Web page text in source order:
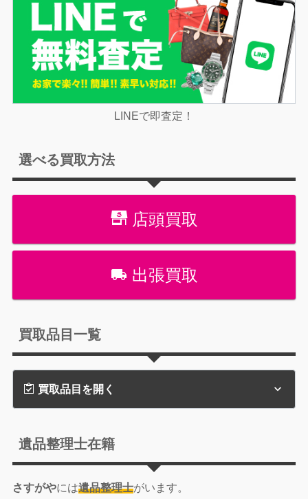
LINEで即査定！
選べる買取方法
店頭買取
出張買取
買取品目一覧
買取品目を開く
遺品整理士在籍
さすがやには遺品整理士がいます。